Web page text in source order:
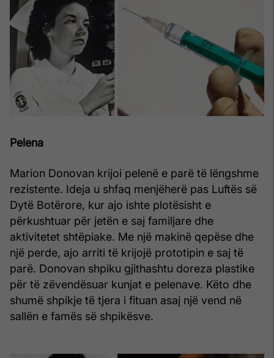
Pelena
Marion Donovan krijoi pelenë e parë të lëngshme
rezistente. Ideja u shfaq menjëherë pas Luftës së
Dytë Botërore, kur ajo ishte plotësisht e
përkushtuar për jetën e saj familjare dhe
aktivitetet shtëpiake. Me një makinë qepëse dhe
një perde, ajo arriti të krijojë prototipin e saj të
parë. Donovan shpiku gjithashtu doreza plastike
për të zëvendësuar kunjat e pelenave. Këto dhe
shumë shpikje të tjera i fituan asaj një vend në
sallën e famës së shpikësve.